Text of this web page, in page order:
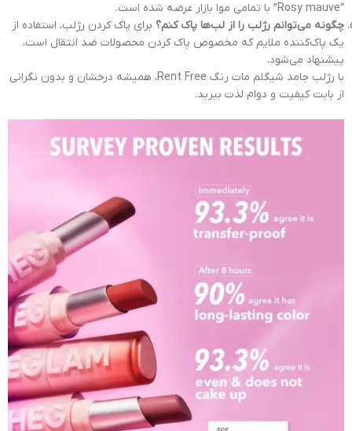
“Rosy mauve” با تمامی موا بازار عرضه شده است.
چگونه می‌توانم رژلب را از لب‌ها پاک کنم؟ برای پاک کردن رژلب، استفاده از
یک پاک‌کننده ملایم که مخصوص پاک کردن محصولات ضد انتقال است،
پیشنهاد می‌شود.
با رژلب جامد شیگلم مات رنگ Rent Free، همیشه درخشان و بدون نگرانی
از بابت کیفیت و دوام لذت ببرید.